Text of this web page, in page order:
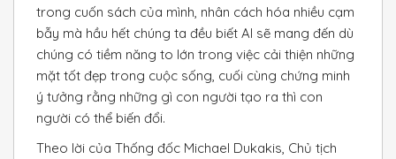
trong cuốn sách của mình, nhân cách hóa nhiều cạm
bẫy mà hầu hết chúng ta đều biết Al sẽ mang đến dù
chúng có tiềm năng to lớn trong việc cải thiện những
mặt tốt đẹp trong cuộc sống, cuối cùng chứng minh
ý tưởng rằng những gì con người tạo ra thì con
người có thể biến đổi.
Theo lời của Thống đốc Michael Dukakis, Chủ tịch